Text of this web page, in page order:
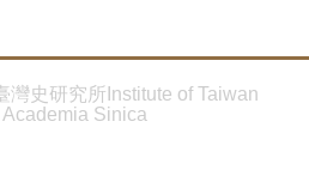
史研究所Institute of Taiwan
Academia Sinica